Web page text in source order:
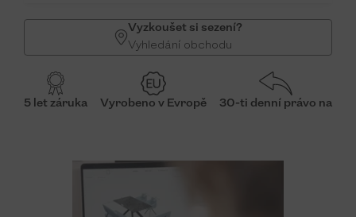
Vyzkoušet si sezení?
Vyhledání obchodu
5 let záruka Vyrobeno v Evropě 30-ti denní právo na